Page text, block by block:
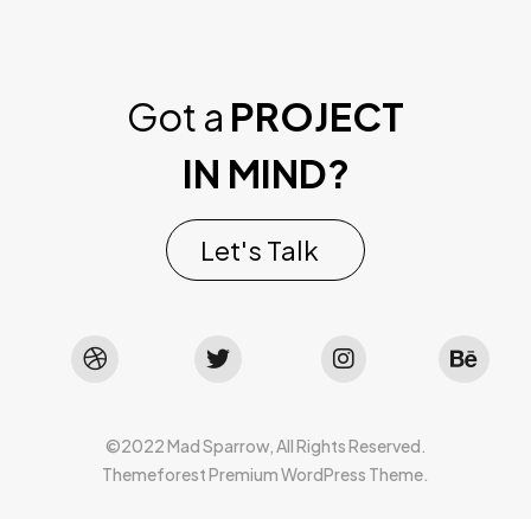
Got a PROJECT
IN MIND?
Let's Talk
©2022 Mad Sparrow, All Rights Reserved.
Themeforest Premium WordPress Theme.